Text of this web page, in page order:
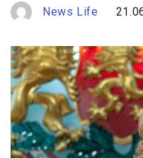
News Life